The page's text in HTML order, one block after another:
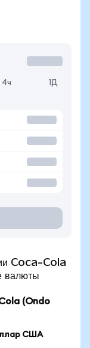
4ч 1Д
Coca-Cola
валюты
(Ondo
США